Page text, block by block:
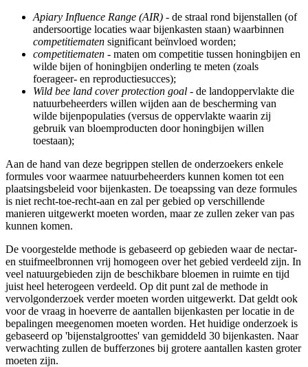
Apiary Influence Range (AIR) - de straal rond bijenstallen (of
andersoortige locaties waar bijenkasten staan) waarbinnen
competitiematen significant beïnvloed worden;
competitiematen - maten om competitie tussen honingbijen en
wilde bijen of honingbijen onderling te meten (zoals
foerageer- en reproductiesucces);
Wild bee land cover protection goal - de landoppervlakte die
natuurbeheerders willen wijden aan de bescherming van
wilde bijenpopulaties (versus de oppervlakte waarin zij
gebruik van bloemproducten door honingbijen willen
toestaan);
Aan de hand van deze begrippen stellen de onderzoekers enkele
formules voor waarmee natuurbeheerders kunnen komen tot een
plaatsingsbeleid voor bijenkasten. De toeapssing van deze formules
is niet recht-toe-recht-aan en zal per gebied op verschillende
manieren uitgewerkt moeten worden, maar ze zullen zeker van pas
kunnen komen.
De voorgestelde methode is gebaseerd op gebieden waar de nectar-
en stuifmeelbronnen vrij homogeen over het gebied verdeeld zijn. In
veel natuurgebieden zijn de beschikbare bloemen in ruimte en tijd
juist heel heterogeen verdeeld. Op dit punt zal de methode in
vervolgonderzoek verder moeten worden uitgewerkt. Dat geldt ook
voor de vraag in hoeverre de aantallen bijenkasten per locatie in de
bepalingen meegenomen moeten worden. Het huidige onderzoek is
gebaseerd op 'bijenstalgroottes' van gemiddeld 30 bijenkasten. Naar
verwachting zullen de bufferzones bij grotere aantallen kasten groter
moeten zijn.